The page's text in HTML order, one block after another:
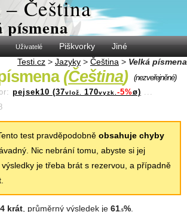
– Čeština
písmena
Uživatelé Piškvorky
Jiné
Testi.cz > Jazyky > Čeština > Velká písmena
(Čeština) (nezveřejněné)
pejsek10 (37vlož. 170vyzk.-5%ø) ...
test pravděpodobně obsahuje chyby
Nic nebrání tomu, abyste si jej
je třeba brát s rezervou, a případně
krát, průměrný výsledek je 61.5%.